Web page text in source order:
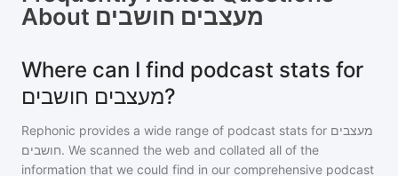
About מעצבים חושבים
Where can I find podcast stats for
מעצבים חושבים?
Rephonic provides a wide range of podcast stats for מעצבים
חושבים. We scanned the web and collated all of the
information that we could find in our comprehensive podcast